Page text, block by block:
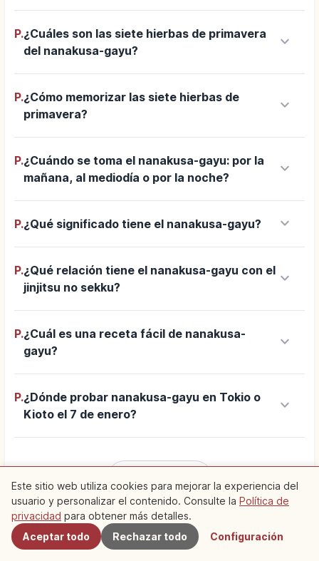
P.¿Cuáles son las siete hierbas de primavera
del nanakusa-gayu?
keyboard_arrow_down
P.¿Cómo memorizar las siete hierbas de
primavera?
keyboard_arrow_down
P.¿Cuándo se toma el nanakusa-gayu: por la
mañana, al mediodía o por la noche?
keyboard_arrow_down
P.¿Qué significado tiene el nanakusa-gayu? keyboard_arrow_down
P.¿Qué relación tiene el nanakusa-gayu con el
jinjitsu no sekku?
keyboard_arrow_down
P.¿Cuál es una receta fácil de nanakusa-
gayu?
keyboard_arrow_down
P.¿Dónde probar nanakusa-gayu en Tokio o
Kioto el 7 de enero?
keyboard_arrow_down
Cercanos
Este sitio web utiliza cookies para mejorar la experiencia del
usuario y personalizar el contenido. Consulte la Política de
privacidad para obtener más detalles.
Aceptar todo
Rechazar todo Configuración